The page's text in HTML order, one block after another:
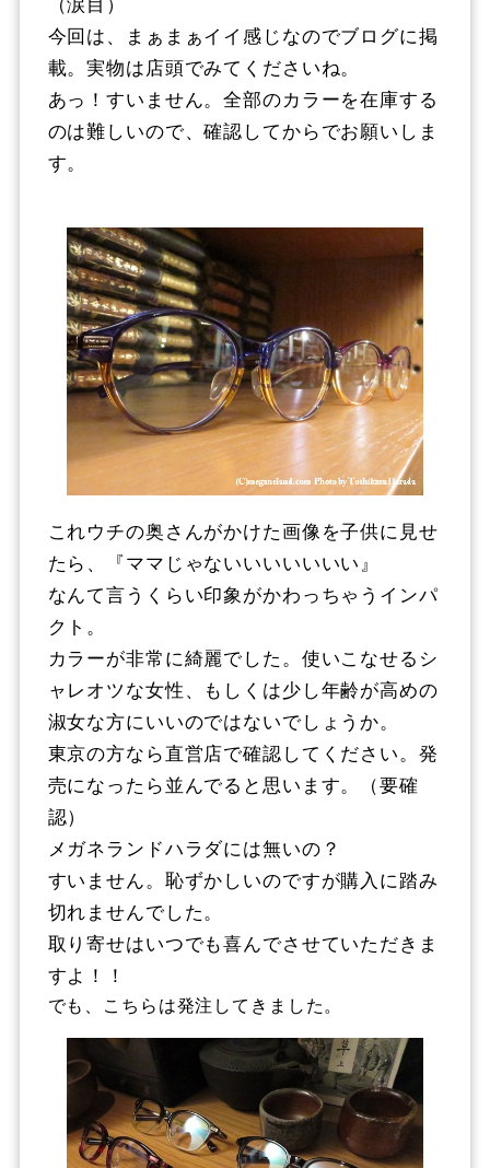
今回は、まぁまぁイイ感じなのでブログに掲
載。実物は店頭でみてくださいね。
あっ！すいません。全部のカラーを在庫する
のは難しいので、確認してからでお願いしま
す。
これウチの奥さんがかけた画像を子供に見せ
たら、『ママじゃないいいいいいい』
なんて言うくらい印象がかわっちゃうインパ
クト。
カラーが非常に綺麗でした。使いこなせるシ
ャレオツな女性、もしくは少し年齢が高めの
淑女な方にいいのではないでしょうか。
東京の方なら直営店で確認してください。発
売になったら並んでると思います。（要確
認）
メガネランドハラダには無いの？
すいません。恥ずかしいのですが購入に踏み
切れませんでした。
取り寄せはいつでも喜んでさせていただきま
すよ！！
でも、こちらは発注してきました。